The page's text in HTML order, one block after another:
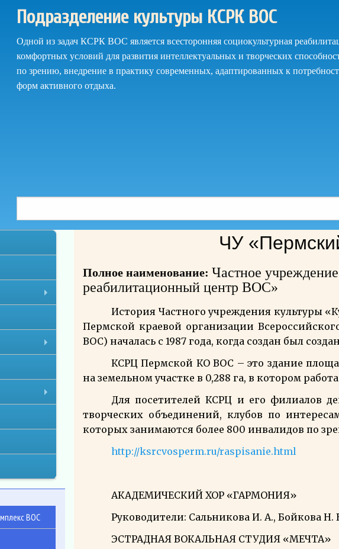
Подразделение культуры КСРК ВОС
Одной из задач КСРК ВОС является всесторонняя социокультурная
комфортных условий для развития интеллектуальных и творческих
по зрению, внедрение в практику современных, адаптированных к
форм активного отдыха.
по
+
+
+
ВОС
ЧУ
Полное наименование: Частное
реабилитационный центр ВОС»
История Частного учреждения культуры
Пермской краевой организации
ВОС) началась с 1987 года, когда создан был
КСРЦ Пермской КО ВОС – это здание
на земельном участке в 0,288 га, в котором
Для посетителей КСРЦ и его филиалов
творческих объединений, клубов по
которых занимаются более 800 инвалидов по
http://ksrcvosperm.ru/raspisanie.html
АКАДЕМИЧЕСКИЙ ХОР «ГАРМОНИЯ»
Руководители: Сальникова И. А., Бойкова Н.
ЭСТРАДНАЯ ВОКАЛЬНАЯ СТУДИЯ «МЕЧТА»